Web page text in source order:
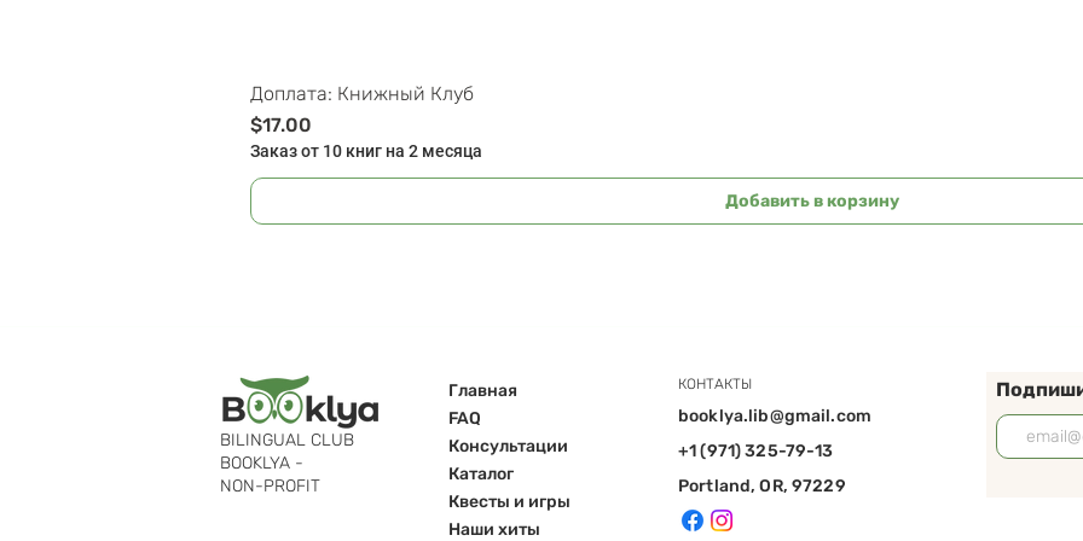
Доплата: Книжный Клуб
Цена
$17.00
Заказ от 10 книг на 2 месяца
Добавить в корзину
BILINGUAL CLUB
BOOKLYA -
NON-PROFIT
Главная
FAQ
Консультации
Каталог
Квесты и игры
Наши хиты
КОНТАКТЫ
booklya.lib@gmail.com
+1 (971) 325-79-13
Portland, OR, 97229